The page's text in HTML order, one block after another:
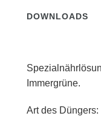
DOWNLOADS
Immergrüne.
Art des